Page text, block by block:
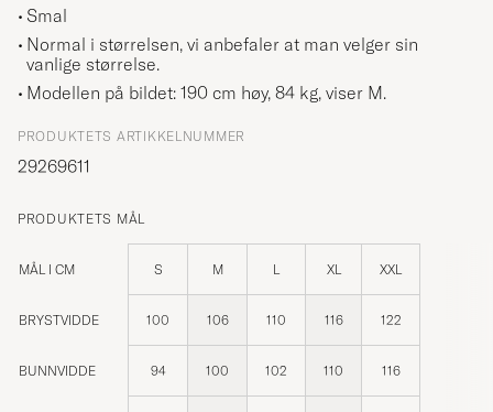
Smal
Normal i størrelsen, vi anbefaler at man velger sin
vanlige størrelse.
Modellen på bildet: 190 cm høy, 84 kg, viser M.
PRODUKTETS ARTIKKELNUMMER
29269611
PRODUKTETS MÅL
MÅL I CM S M L XL XXL
BRYSTVIDDE 100 106 110 116 122
BUNNVIDDE 94 100 102 110 116